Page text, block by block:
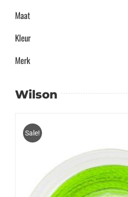
Maat
Kleur
Merk
Wilson
Sale!